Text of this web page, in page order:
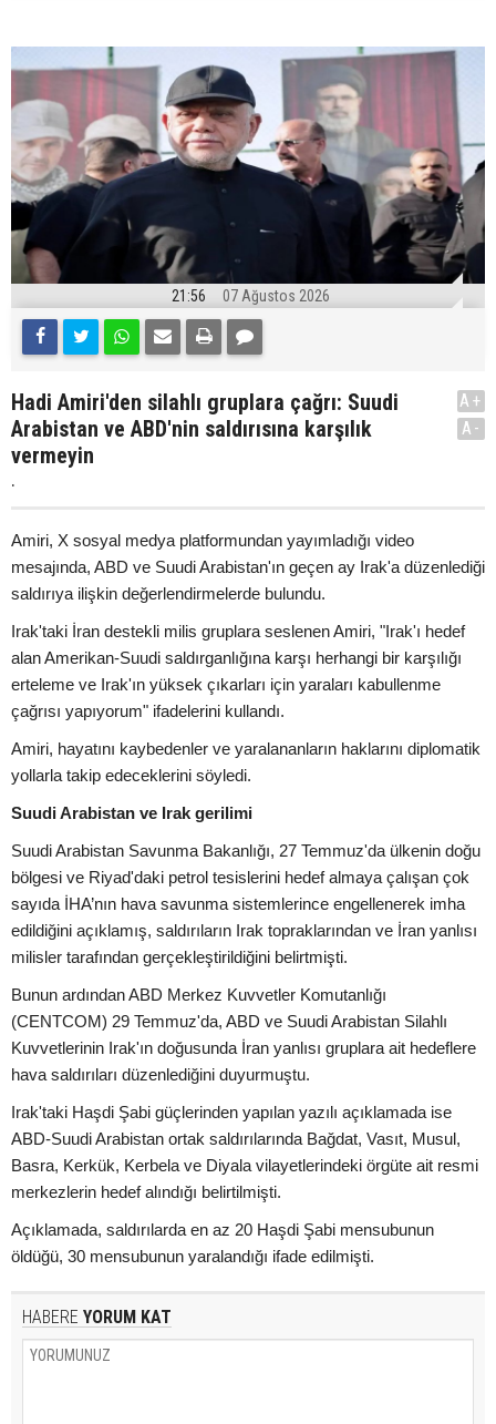
21:56 07 Ağustos 2026
Hadi Amiri'den silahlı gruplara çağrı: Suudi
Arabistan ve ABD'nin saldırısına karşılık
vermeyin
.
A+
A-
Amiri, X sosyal medya platformundan yayımladığı video
mesajında, ABD ve Suudi Arabistan'ın geçen ay Irak'a düzenlediği
saldırıya ilişkin değerlendirmelerde bulundu.
Irak'taki İran destekli milis gruplara seslenen Amiri, "Irak'ı hedef
alan Amerikan-Suudi saldırganlığına karşı herhangi bir karşılığı
erteleme ve Irak'ın yüksek çıkarları için yaraları kabullenme
çağrısı yapıyorum" ifadelerini kullandı.
Amiri, hayatını kaybedenler ve yaralananların haklarını diplomatik
yollarla takip edeceklerini söyledi.
Suudi Arabistan ve Irak gerilimi
Suudi Arabistan Savunma Bakanlığı, 27 Temmuz'da ülkenin doğu
bölgesi ve Riyad'daki petrol tesislerini hedef almaya çalışan çok
sayıda İHA’nın hava savunma sistemlerince engellenerek imha
edildiğini açıklamış, saldırıların Irak topraklarından ve İran yanlısı
milisler tarafından gerçekleştirildiğini belirtmişti.
Bunun ardından ABD Merkez Kuvvetler Komutanlığı
(CENTCOM) 29 Temmuz'da, ABD ve Suudi Arabistan Silahlı
Kuvvetlerinin Irak'ın doğusunda İran yanlısı gruplara ait hedeflere
hava saldırıları düzenlediğini duyurmuştu.
Irak'taki Haşdi Şabi güçlerinden yapılan yazılı açıklamada ise
ABD-Suudi Arabistan ortak saldırılarında Bağdat, Vasıt, Musul,
Basra, Kerkük, Kerbela ve Diyala vilayetlerindeki örgüte ait resmi
merkezlerin hedef alındığı belirtilmişti.
Açıklamada, saldırılarda en az 20 Haşdi Şabi mensubunun
öldüğü, 30 mensubunun yaralandığı ifade edilmişti.
HABERE YORUM KAT